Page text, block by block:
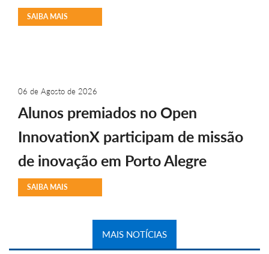
SAIBA MAIS
06 de Agosto de 2026
Alunos premiados no Open
InnovationX participam de missão
de inovação em Porto Alegre
SAIBA MAIS
MAIS NOTÍCIAS